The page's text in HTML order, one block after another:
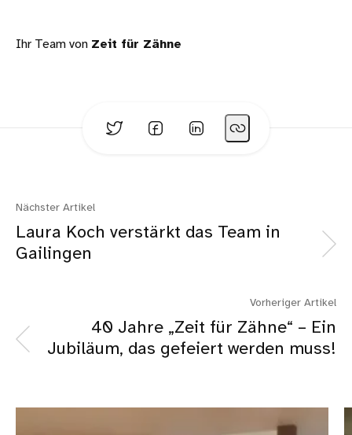
Ihr Team von Zeit für Zähne
Nächster Artikel
Laura Koch verstärkt das Team in
Gailingen
Vorheriger Artikel
40 Jahre „Zeit für Zähne“ – Ein
Jubiläum, das gefeiert werden muss!